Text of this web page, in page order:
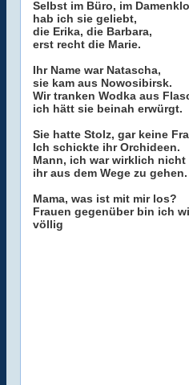
Selbst im Büro, im
hab ich sie geliebt,
die Erika, die Barbara,
erst recht die Marie.
Ihr Name war Natascha,
sie kam aus Nowosibirsk.
Wir tranken Wodka aus
ich hätt sie beinah erwürgt.
Sie hatte Stolz, gar keine
Ich schickte ihr Orchideen.
Mann, ich war wirklich nicht
ihr aus dem Wege zu gehen.
Mama, was ist mit mir los?
Frauen gegenüber bin ich
völlig